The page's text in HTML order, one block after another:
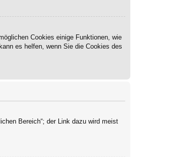
Cookies einige Funktionen, wie
es helfen, wenn Sie die Cookies des
Bereich“; der Link dazu wird meist